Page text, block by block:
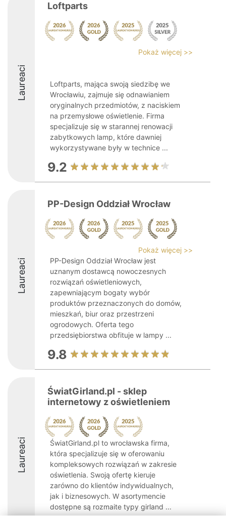
Laureaci
Loftparts
Pokaż więcej >>
Loftparts, mająca swoją siedzibę we
Wrocławiu, zajmuje się odnawianiem
oryginalnych przedmiotów, z naciskiem
na przemysłowe oświetlenie. Firma
specjalizuje się w starannej renowacji
zabytkowych lamp, które dawniej
wykorzystywane były w technice ...
9.2
Laureaci
PP-Design Oddział Wrocław
Pokaż więcej >>
PP-Design Oddział Wrocław jest
uznanym dostawcą nowoczesnych
rozwiązań oświetleniowych,
zapewniającym bogaty wybór
produktów przeznaczonych do domów,
mieszkań, biur oraz przestrzeni
ogrodowych. Oferta tego
przedsiębiorstwa obfituje w lampy ...
9.8
Laureaci
ŚwiatGirland.pl - sklep
internetowy z oświetleniem
ŚwiatGirland.pl to wrocławska firma,
która specjalizuje się w oferowaniu
kompleksowych rozwiązań w zakresie
oświetlenia. Swoją ofertę kieruje
zarówno do klientów indywidualnych,
jak i biznesowych. W asortymencie
dostępne są rozmaite typy girland ...